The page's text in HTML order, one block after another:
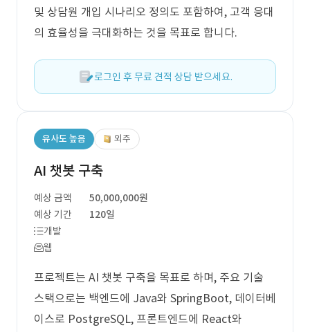
및 상담원 개입 시나리오 정의도 포함하여, 고객 응대
의 효율성을 극대화하는 것을 목표로 합니다.
로그인 후 무료 견적 상담 받으세요.
유사도 높음 외주
AI 챗봇 구축
예상 금액
50,000,000원
예상 기간
120일
개발
웹
프로젝트는 AI 챗봇 구축을 목표로 하며, 주요 기술
스택으로는 백엔드에 Java와 SpringBoot, 데이터베
이스로 PostgreSQL, 프론트엔드에 React와